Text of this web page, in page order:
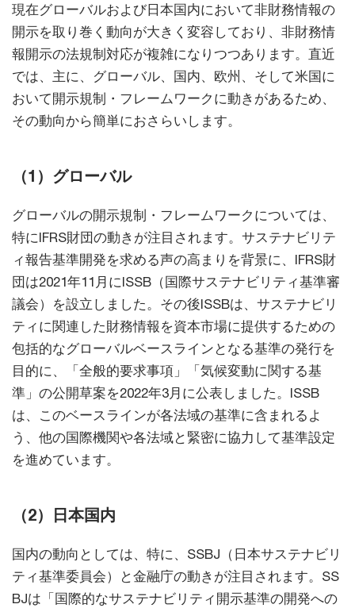
現在グローバルおよび日本国内において非財務情報の
開示を取り巻く動向が大きく変容しており、非財務情
報開示の法規制対応が複雑になりつつあります。直近
では、主に、グローバル、国内、欧州、そして米国に
おいて開示規制・フレームワークに動きがあるため、
その動向から簡単におさらいします。
（1）グローバル
グローバルの開示規制・フレームワークについては、
特にIFRS財団の動きが注目されます。サステナビリテ
ィ報告基準開発を求める声の高まりを背景に、IFRS財
団は2021年11月にISSB（国際サステナビリティ基準審
議会）を設立しました。その後ISSBは、サステナビリ
ティに関連した財務情報を資本市場に提供するための
包括的なグローバルベースラインとなる基準の発行を
目的に、「全般的要求事項」「気候変動に関する基
準」の公開草案を2022年3月に公表しました。ISSB
は、このベースラインが各法域の基準に含まれるよ
う、他の国際機関や各法域と緊密に協力して基準設定
を進めています。
（2）日本国内
国内の動向としては、特に、SSBJ（日本サステナビリ
ティ基準委員会）と金融庁の動きが注目されます。SS
BJは「国際的なサステナビリティ開示基準の開発への